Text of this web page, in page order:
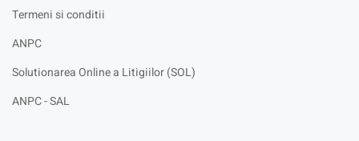
Termeni si conditii
ANPC
Solutionarea Online a Litigiilor (SOL)
ANPC - SAL